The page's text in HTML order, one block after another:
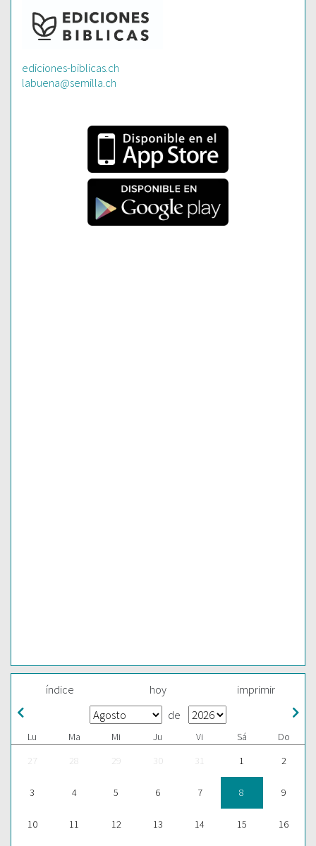
ediciones-biblicas.ch
labuena@semilla.ch
índice hoy imprimir
de
Lu Ma Mi Ju Vi Sá
Do
27
28 29 30 31 1 2
3 4 5 6 7 8 9
10 11 12 13 14 15 16